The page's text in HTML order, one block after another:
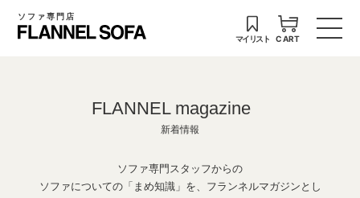
ソファ専門店
マイリスト CART
FLANNEL magazine
新着情報
ソファ専門スタッフからの
ソファについての「まめ知識」を、フランネルマガジンとし